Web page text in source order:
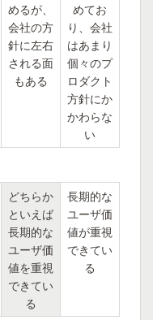
めるが、
会社の方
針に左右
される面
もある
めてお
り、会社
はあまり
個々のプ
ロダクト
方針にか
かわらな
い
どちらか
といえば
長期的な
ユーザ価
値を重視
できてい
る
長期的な
ユーザ価
値が重視
できてい
る